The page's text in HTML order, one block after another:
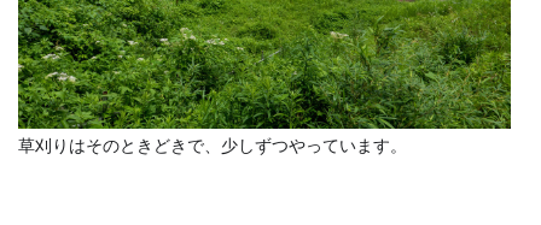
草刈りはそのときどきで、少しずつやっています。